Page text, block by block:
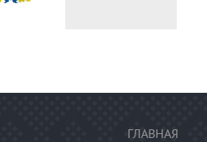
ГЛАВНАЯ